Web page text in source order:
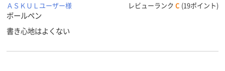
ＡＳＫＵＬユーザー様
レビューランク C (19ポイント)
ボールペン
書き心地はよくない